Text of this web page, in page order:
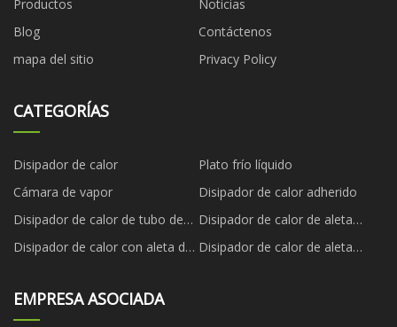
Productos
Noticias
Blog
Contáctenos
mapa del sitio
Privacy Policy
CATEGORÍAS
Disipador de calor
Plato frío líquido
Cámara de vapor
Disipador de calor adherido
Disipador de calor de tubo de
calor
Disipador de calor de aleta
biselada
Disipador de calor con aleta de Disipador de calor de aleta
EMPRESA ASOCIADA